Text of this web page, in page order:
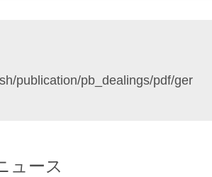
publication/pb_dealings/pdf/ger
ュース